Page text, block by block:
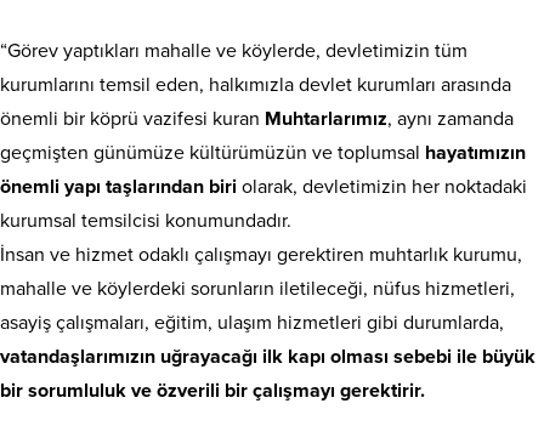
“Görev yaptıkları mahalle ve köylerde, devletimizin tüm
kurumlarını temsil eden, halkımızla devlet kurumları arasında
önemli bir köprü vazifesi kuran Muhtarlarımız, aynı zamanda
geçmişten günümüze kültürümüzün ve toplumsal hayatımızın
önemli yapı taşlarından biri olarak, devletimizin her noktadaki
kurumsal temsilcisi konumundadır.
İnsan ve hizmet odaklı çalışmayı gerektiren muhtarlık kurumu,
mahalle ve köylerdeki sorunların iletileceği, nüfus hizmetleri,
asayiş çalışmaları, eğitim, ulaşım hizmetleri gibi durumlarda,
vatandaşlarımızın uğrayacağı ilk kapı olması sebebi ile büyük
bir sorumluluk ve özverili bir çalışmayı gerektirir.